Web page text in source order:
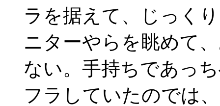
ラを据えて、じっく
ニターやらを眺めて
ない。手持ちであっ
フラしていたのでは